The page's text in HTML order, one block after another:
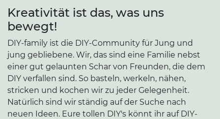
Kreativität ist das, was uns
bewegt!
DIY-family ist die DIY-Community für Jung und
jung gebliebene. Wir, das sind eine Familie nebst
einer gut gelaunten Schar von Freunden, die dem
DIY verfallen sind. So basteln, werkeln, nähen,
stricken und kochen wir zu jeder Gelegenheit.
Natürlich sind wir ständig auf der Suche nach
neuen Ideen. Eure tollen DIY's könnt ihr auf DIY-